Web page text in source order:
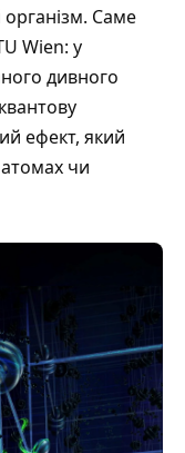
Саме
Wien: у
дивного
ефект, який
чи